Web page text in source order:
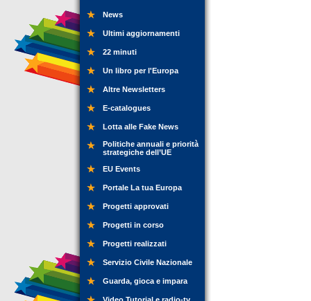
News
Ultimi aggiornamenti
22 minuti
Un libro per l'Europa
Altre Newsletters
E-catalogues
Lotta alle Fake News
Politiche annuali e priorità
strategiche dell’UE
EU Events
Portale La tua Europa
Progetti approvati
Progetti in corso
Progetti realizzati
Servizio Civile Nazionale
Guarda, gioca e impara